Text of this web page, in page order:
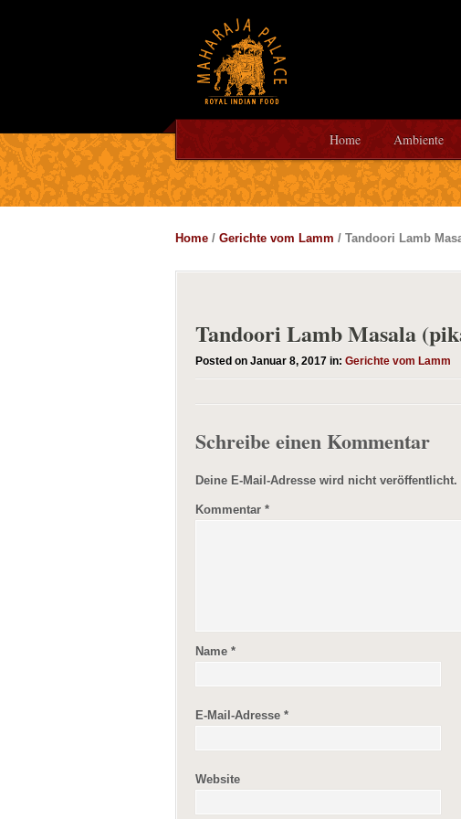
Home Ambiente
Home / Gerichte vom Lamm / Tandoori Lamb
Tandoori Lamb Masala
Posted on Januar 8, 2017 in: Gerichte vom Lamm
Schreibe einen Kommentar
Deine E-Mail-Adresse wird nicht veröffentlicht.
Kommentar *
Name *
E-Mail-Adresse *
Website